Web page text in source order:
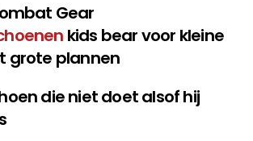
Gear
kids bear voor kleine
grote plannen
die niet doet alsof hij